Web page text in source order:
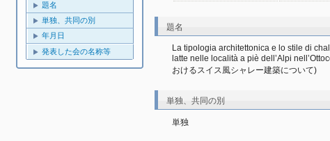
題名
単独、共同の別
年月日
発表した会の名称等
題名
La tipologia architettonica e lo stile di
latte nelle località a piè dell’Alpi
おけるスイス風シャレー建築について)
単独、共同の別
単独